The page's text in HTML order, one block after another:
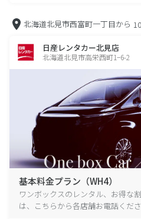
北海道北見市西富町一丁目から
日産レンタカー北見店
北海道北見市高栄西町1−6-2
基本料金プラン（WH4）
ワンボックスのレンタル、お得な
は、こちらから各店舗お電話くださ